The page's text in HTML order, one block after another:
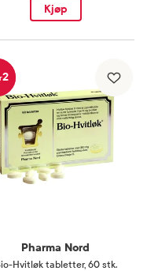
Kjøp
2
Pharma Nord
Hvitløk tabletter, 60 stk.